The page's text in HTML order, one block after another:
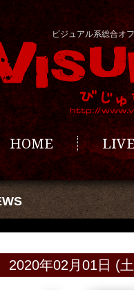
ビジュアル系総合オ
HOME
2020年02月01日 (